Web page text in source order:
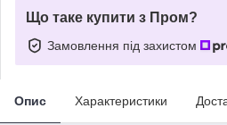
Що таке купити з Пром?
Замовлення під захистом
Опис Характеристики